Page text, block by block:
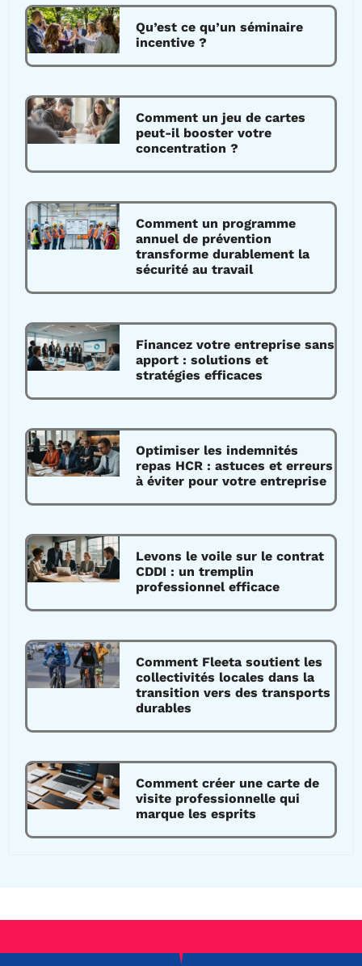
Qu’est ce qu’un séminaire
incentive ?
Comment un jeu de cartes
peut-il booster votre
concentration ?
Comment un programme
annuel de prévention
transforme durablement la
sécurité au travail
Financez votre entreprise sans
apport : solutions et
stratégies efficaces
Optimiser les indemnités
repas HCR : astuces et erreurs
à éviter pour votre entreprise
Levons le voile sur le contrat
CDDI : un tremplin
professionnel efficace
Comment Fleeta soutient les
collectivités locales dans la
transition vers des transports
durables
Comment créer une carte de
visite professionnelle qui
marque les esprits